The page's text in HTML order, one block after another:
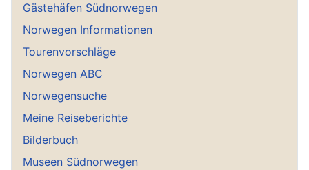
Gästehäfen Südnorwegen
Norwegen Informationen
Tourenvorschläge
Norwegen ABC
Norwegensuche
Meine Reiseberichte
Bilderbuch
Museen Südnorwegen